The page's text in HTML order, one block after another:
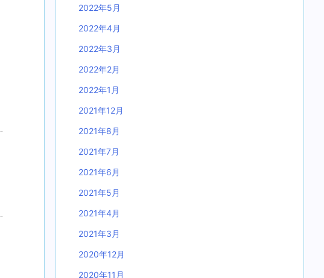
2022年5月
2022年4月
2022年3月
2022年2月
2022年1月
2021年12月
2021年8月
2021年7月
2021年6月
2021年5月
2021年4月
2021年3月
2020年12月
2020年11月